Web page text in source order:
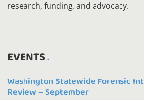
research, funding, and advocacy.
EVENTS
Washington Statewide Forensic
Review – September